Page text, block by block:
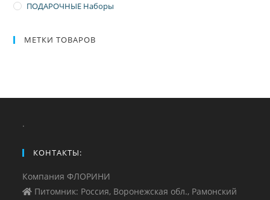
ПОДАРОЧНЫЕ Наборы
МЕТКИ ТОВАРОВ
.
КОНТАКТЫ:
Компания ФЛОРИНИ
Питомник: Россия, Воронежская обл., Рамонский